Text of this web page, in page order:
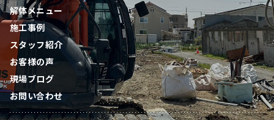
解体メニュー
施工事例
スタッフ紹介
お客様の声
現場ブログ
お問い合わせ